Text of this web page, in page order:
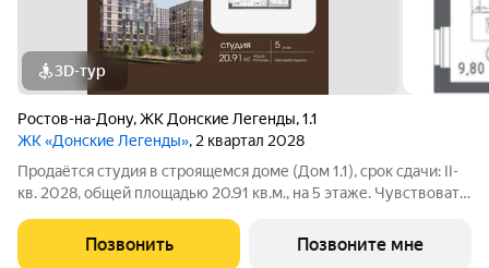
3D-тур
Ростов-на-Дону,ЖК Донские Легенды,1.1
ЖК «Донские Легенды», 2 квартал 2028
Продаётся студия в строящемся доме (Дом 1.1), срок сдачи: II-
кв. 2028, общей площадью 20.91 кв.м., на 5 этаже. Чувствовать
удовольствием спешить после работы на тренировку по мини-
футболу
Позвонить Позвоните мне